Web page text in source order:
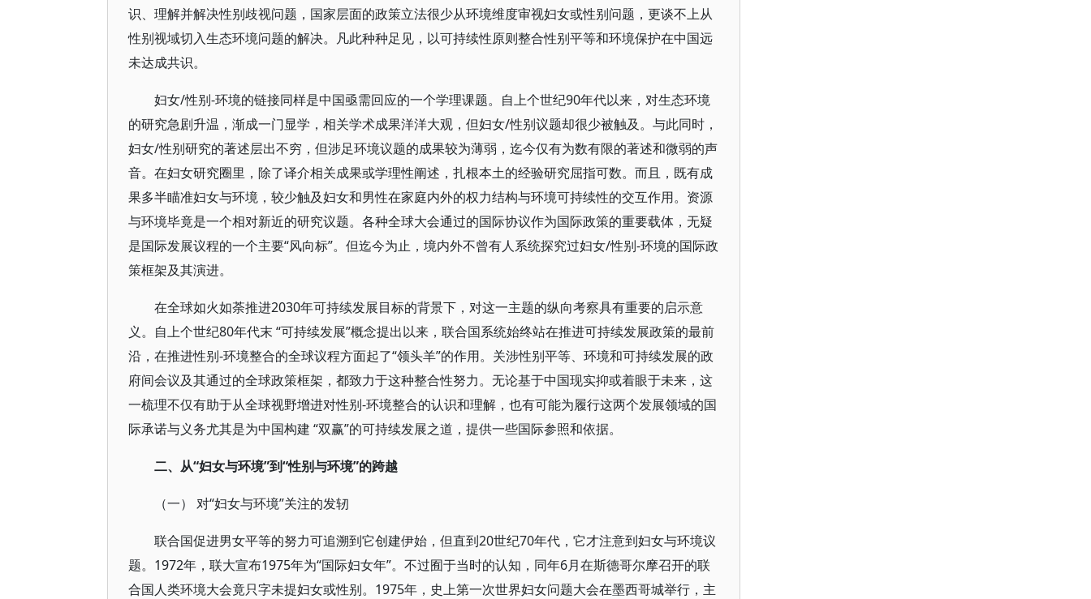
识、理解并解决性别歧视问题，国家层面的政策立法很少从环境维度审视妇女或性别问题，更谈不上从
性别视域切入生态环境问题的解决。凡此种种足见，以可持续性原则整合性别平等和环境保护在中国远
未达成共识。
妇女/性别-环境的链接同样是中国亟需回应的一个学理课题。自上个世纪90年代以来，对生态环境
的研究急剧升温，渐成一门显学，相关学术成果洋洋大观，但妇女/性别议题却很少被触及。与此同时，
妇女/性别研究的著述层出不穷，但涉足环境议题的成果较为薄弱，迄今仅有为数有限的著述和微弱的声
音。在妇女研究圈里，除了译介相关成果或学理性阐述，扎根本土的经验研究屈指可数。而且，既有成
果多半瞄准妇女与环境，较少触及妇女和男性在家庭内外的权力结构与环境可持续性的交互作用。资源
与环境毕竟是一个相对新近的研究议题。各种全球大会通过的国际协议作为国际政策的重要载体，无疑
是国际发展议程的一个主要“风向标”。但迄今为止，境内外不曾有人系统探究过妇女/性别-环境的国际政
策框架及其演进。
在全球如火如荼推进2030年可持续发展目标的背景下，对这一主题的纵向考察具有重要的启示意
义。自上个世纪80年代末 “可持续发展”概念提出以来，联合国系统始终站在推进可持续发展政策的最前
沿，在推进性别-环境整合的全球议程方面起了“领头羊”的作用。关涉性别平等、环境和可持续发展的政
府间会议及其通过的全球政策框架，都致力于这种整合性努力。无论基于中国现实抑或着眼于未来，这
一梳理不仅有助于从全球视野增进对性别-环境整合的认识和理解，也有可能为履行这两个发展领域的国
际承诺与义务尤其是为中国构建 “双赢”的可持续发展之道，提供一些国际参照和依据。
二、从“妇女与环境”到“性别与环境”的跨越
（一） 对“妇女与环境”关注的发轫
联合国促进男女平等的努力可追溯到它创建伊始，但直到20世纪70年代，它才注意到妇女与环境议
题。1972年，联大宣布1975年为“国际妇女年”。不过囿于当时的认知，同年6月在斯德哥尔摩召开的联
合国人类环境大会竟只字未提妇女或性别。1975年，史上第一次世界妇女问题大会在墨西哥城举行，主